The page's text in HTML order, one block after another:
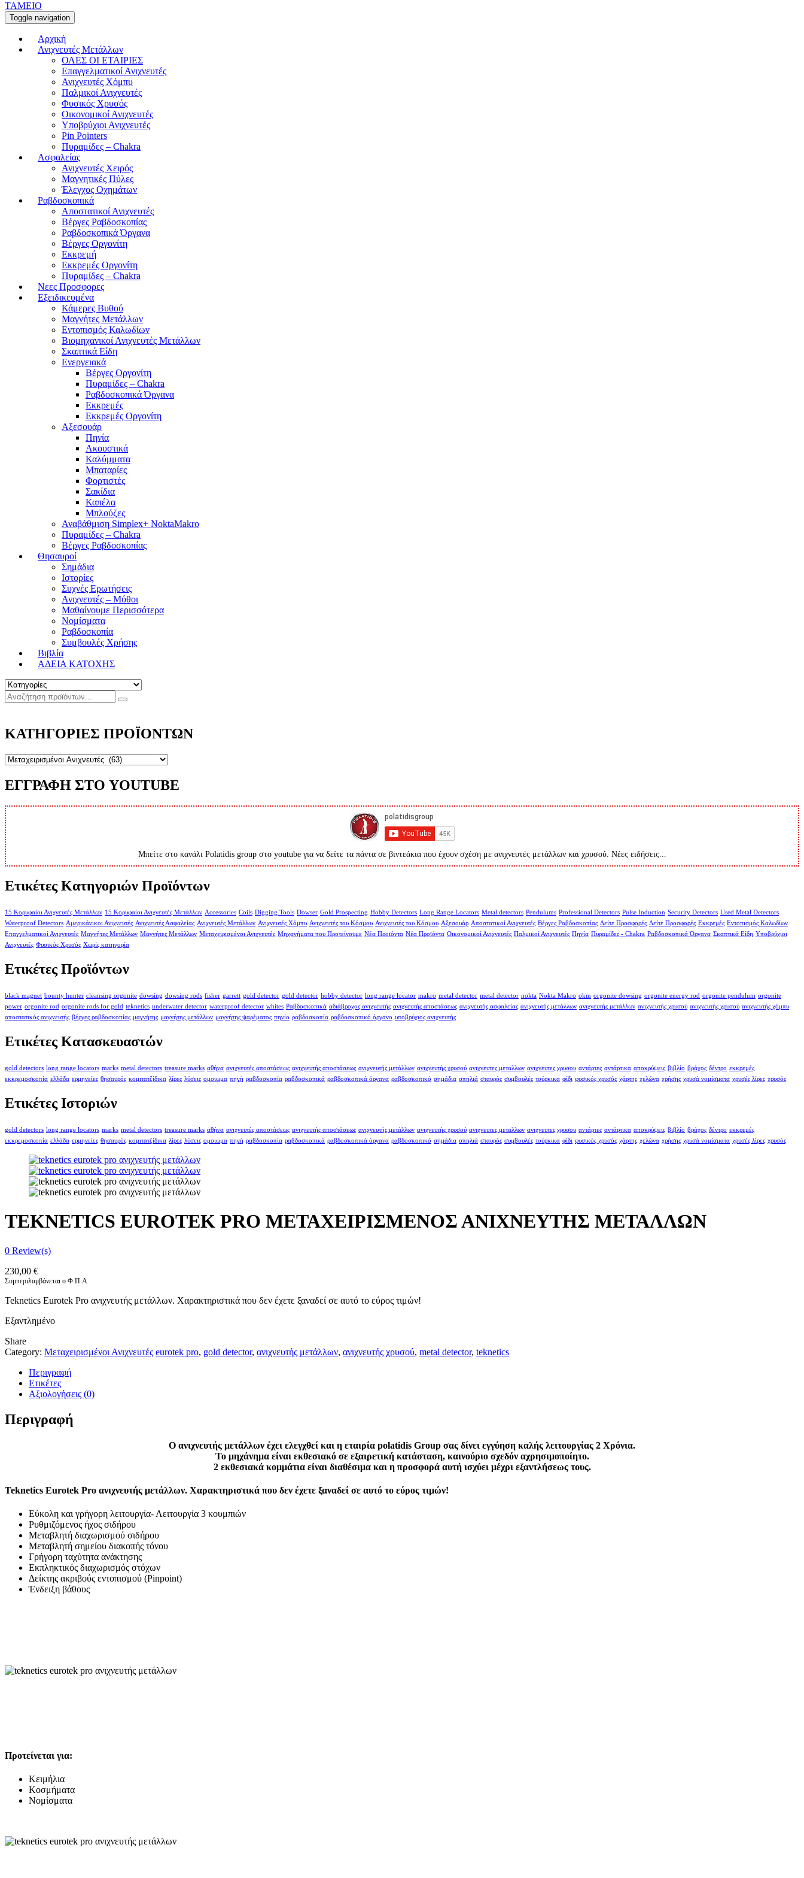
ΤΑΜΕΙΟ
Toggle navigation
Αρχική
Ανιχνευτές Μετάλλων
ΟΛΕΣ ΟΙ ΕΤΑΙΡΙΕΣ
Επαγγελματικοί Ανιχνευτές
Ανιχνευτές Χόμπυ
Παλμικοί Ανιχνευτές
Φυσικός Χρυσός
Οικονομικοί Ανιχνευτές
Υποβρύχιοι Ανιχνευτές
Pin Pointers
Πυραμίδες – Chakra
Ασφαλείας
Ανιχνευτές Χειρός
Μαγνητικές Πύλες
Έλεγχος Οχημάτων
Ραβδοσκοπικά
Αποστατικοί Ανιχνευτές
Βέργες Ραβδοσκοπίας
Ραβδοσκοπικά Όργανα
Βέργες Οργονίτη
Εκκρεμή
Εκκρεμές Οργονίτη
Πυραμίδες – Chakra
Νεες Προσφορες
Εξειδικευμένα
Κάμερες Βυθού
Μαγνήτες Μετάλλων
Εντοπισμός Καλωδίων
Βιομηχανικοί Ανιχνευτές Μετάλλων
Σκαπτικά Είδη
Ενεργειακά
Βέργες Οργονίτη
Πυραμίδες – Chakra
Ραβδοσκοπικά Όργανα
Εκκρεμές
Εκκρεμές Οργονίτη
Αξεσουάρ
Πηνία
Ακουστικά
Καλύμματα
Μπαταρίες
Φορτιστές
Σακίδια
Καπέλα
Μπλούζες
Αναβάθμιση Simplex+ NoktaMakro
Πυραμίδες – Chakra
Βέργες Ραβδοσκοπίας
Θησαυροί
Σημάδια
Ιστορίες
Συχνές Ερωτήσεις
Ανιχνευτές – Μύθοι
Μαθαίνουμε Περισσότερα
Νομίσματα
Ραβδοσκοπία
Συμβουλές Χρήσης
Βιβλία
ΑΔΕΙΑ ΚΑΤΟΧΗΣ
ΚΑΤΗΓΟΡΙΕΣ ΠΡΟΪΟΝΤΩΝ
ΕΓΓΡΑΦΗ ΣΤΟ YOUTUBE
Μπείτε στο κανάλι Polatidis group στο youtube για να δείτε τα πάντα σε βιντεάκια που έχουν σχέση με ανιχνευτές μετάλλων και χρυσού. Νέες ειδήσεις...
Ετικέτες Κατηγοριών Προϊόντων
15 Κορυφαίοι Ανιχνευτές Μετάλλων 15 Κορυφαίοι Ανιχνευτές Μετάλλων Accessories Coils Digging Tools Dowser Gold Prospecting Hobby Detectors Long Range Locators Metal detectors Pendulums Professional Detectors Pulse Induction Security Detectors Used Metal Detectors
Waterproof Detectors Αμερικάνικοι Ανιχνευτές Ανιχνευτές Ασφαλείας Ανιχνευτές Μετάλλων Ανιχνευτές Χόμπυ Ανιχνευτές του Κόσμου Ανιχνευτές του Κόσμου Αξεσουάρ Αποστατικοί Ανιχνευτές Βέργες Ραβδοσκοπίας Δείτε Προσφορές Δείτε Προσφορές Εκκρεμές Εντοπισμός Καλωδίων
Επαγγελματικοί Ανιχνευτές Μαγνήτες Μετάλλων Μαγνήτες Μετάλλων Μεταχειρισμένοι Ανιχνευτές Μηχανήματα που Προτείνουμε Νέα Προϊόντα Νέα Προϊόντα Οικονομικοί Ανιχνευτές Παλμικοί Ανιχνευτές Πηνία Πυραμίδες - Chakra Ραβδοσκοπικά Όργανα Σκαπτικά Είδη Υποβρύχιοι
Ανιχνευτές Φυσικός Χρυσός Χωρίς κατηγορία
Ετικέτες Προϊόντων
black magnet bounty hunter cleansing orgonite dowsing dowsing rods fisher garrett gold detector gold detector hobby detector long range locator makro metal detector metal detector nokta Nokta Makro okm orgonite dowsing orgonite energy rod orgonite pendulum orgonite
power orgonite rod orgonite rods for gold teknetics underwater detector waterproof detector whites Ραβδοσκοπικά αδιάβροχος ανιχνευτής ανιχνευτής αποστάσεως ανιχνευτής ασφαλείας ανιχνευτής μετάλλων ανιχνευτής μετάλλων ανιχνευτής χρυσού ανιχνευτής χρυσού ανιχνευτής χόμπυ
αποστατικός ανιχνευτής βέργες ραβδοσκοπίας μαγνήτης μαγνήτης μετάλλων μαγνήτης ψαρέματος πηνίο ραβδοσκοπία ραβδοσκοπικό όργανο υποβρύχιος ανιχνευτής
Ετικέτες Κατασκευαστών
gold detectors long range locators marks metal detectors treasure marks αθήνα ανιχνευτές αποστάσεως ανιχνευτής αποστάσεως ανιχνευτής μετάλλων ανιχνευτής χρυσού ανιχνευτες μεταλλων ανιχνευτες χρυσου αντάρτες αντάρτικα αποκρύψεις βιβλίο βράχος δέντρο εκκρεμές
εκκρεμοσκοπία ελλάδα ερμηνείες θησαυρός κομιτατζίδικα λίρες λύσεις ομοιωμα πηγή ραβδοσκοπία ραβδοσκοπικά ραβδοσκοπικά όργανα ραβδοσκοπικό σημάδια σπηλιά σταυρός συμβουλές τούρκικα φίδι φυσικός χρυσός χάρτης χελώνα χρήσης χρυσά νομίσματα χρυσές λίρες χρυσός
Ετικέτες Ιστοριών
gold detectors long range locators marks metal detectors treasure marks αθήνα ανιχνευτές αποστάσεως ανιχνευτής αποστάσεως ανιχνευτής μετάλλων ανιχνευτής χρυσού ανιχνευτες μεταλλων ανιχνευτες χρυσου αντάρτες αντάρτικα αποκρύψεις βιβλίο βράχος δέντρο εκκρεμές
εκκρεμοσκοπία ελλάδα ερμηνείες θησαυρός κομιτατζίδικα λίρες λύσεις ομοιωμα πηγή ραβδοσκοπία ραβδοσκοπικά ραβδοσκοπικά όργανα ραβδοσκοπικό σημάδια σπηλιά σταυρός συμβουλές τούρκικα φίδι φυσικός χρυσός χάρτης χελώνα χρήσης χρυσά νομίσματα χρυσές λίρες χρυσός
TEKNETICS EUROTEK PRO ΜΕΤΑΧΕΙΡΙΣΜΕΝΟΣ ΑΝΙΧΝΕΥΤΗΣ ΜΕΤΑΛΛΩΝ
0 Review(s)
230,00 €
Συμπεριλαμβάνεται ο Φ.Π.Α
Teknetics Eurotek Pro ανιχνευτής μετάλλων. Χαρακτηριστικά που δεν έχετε ξαναδεί σε αυτό το εύρος τιμών!
Εξαντλημένο
Share
Category: Μεταχειρισμένοι Ανιχνευτές eurotek pro, gold detector, ανιχνευτής μετάλλων, ανιχνευτής χρυσού, metal detector, teknetics
Περιγραφή
Ετικέτες
Αξιολογήσεις (0)
Περιγραφή
Ο ανιχνευτής μετάλλων έχει ελεγχθεί και η εταιρία polatidis Group σας δίνει εγγύηση καλής λειτουργίας 2 Χρόνια.
Το μηχάνημα είναι εκθεσιακό σε εξαιρετική κατάσταση, καινούριο σχεδόν αχρησιμοποίητο.
2 εκθεσιακά κομμάτια είναι διαθέσιμα και η προσφορά αυτή ισχύει μέχρι εξαντλήσεως τους.
Teknetics Eurotek Pro ανιχνευτής μετάλλων. Χαρακτηριστικά που δεν έχετε ξαναδεί σε αυτό το εύρος τιμών!
Εύκολη και γρήγορη λειτουργία- Λειτουργία 3 κουμπιών
Ρυθμιζόμενος ήχος σιδήρου
Μεταβλητή διαχωρισμού σιδήρου
Μεταβλητή σημείου διακοπής τόνου
Γρήγορη ταχύτητα ανάκτησης
Εκπληκτικός διαχωρισμός στόχων
Δείκτης ακριβούς εντοπισμού (Pinpoint)
Ένδειξη βάθους
Προτείνεται για:
Κειμήλια
Κοσμήματα
Νομίσματα